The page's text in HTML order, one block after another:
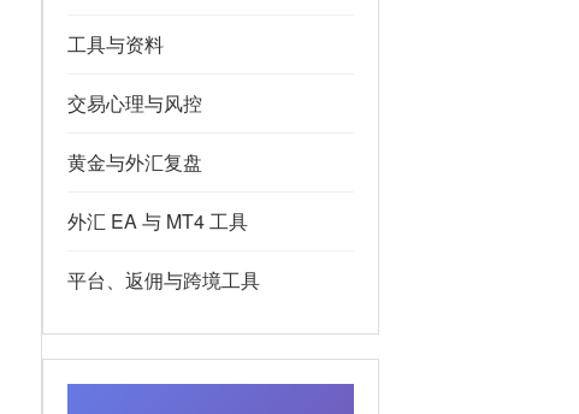
工具与资料
交易心理与风控
黄金与外汇复盘
外汇 EA 与 MT4 工具
平台、返佣与跨境工具